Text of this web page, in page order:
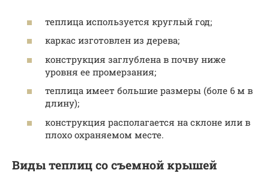
теплица используется круглый год;
каркас изготовлен из дерева;
конструкция заглублена в почву ниже
уровня ее промерзания;
теплица имеет большие размеры (боле 6 м в
длину);
конструкция располагается на склоне или в
плохо охраняемом месте.
Виды теплиц со съемной крышей